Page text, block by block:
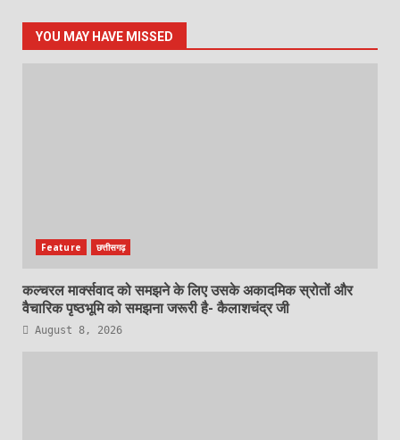
YOU MAY HAVE MISSED
Feature छत्तीसगढ़
कल्चरल मार्क्सवाद को समझने के लिए उसके अकादमिक स्रोतों और
वैचारिक पृष्ठभूमि को समझना जरूरी है- कैलाशचंद्र जी
August 8, 2026